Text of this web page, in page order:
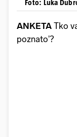
Foto: Luka
ANKETA Tko
poznato'?